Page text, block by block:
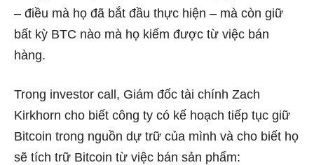
– điều mà họ đã bắt đầu thực hiện – mà còn giữ
bất kỳ BTC nào mà họ kiếm được từ việc bán
hàng.
Trong investor call, Giám đốc tài chính Zach
Kirkhorn cho biết công ty có kế hoạch tiếp tục giữ
Bitcoin trong nguồn dự trữ của mình và cho biết họ
sẽ tích trữ Bitcoin từ việc bán sản phẩm: